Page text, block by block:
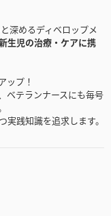
深めるディベロップメ
新生児の治療・ケアに携
ップ！
ベテランナースにも毎号
践知識を追求します。